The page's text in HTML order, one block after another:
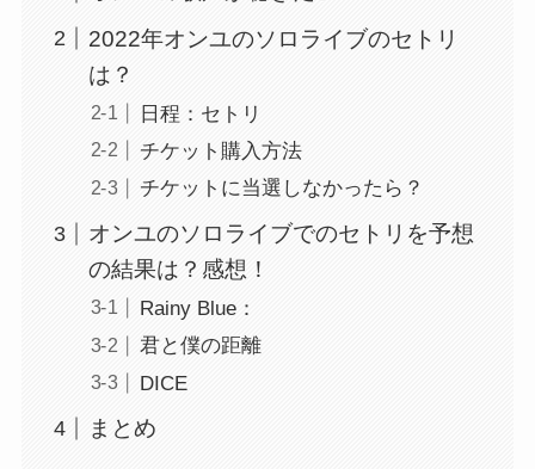
2022年オンユのソロライブのセトリ
は？
日程：セトリ
チケット購入方法
チケットに当選しなかったら？
オンユのソロライブでのセトリを予想
の結果は？感想！
Rainy Blue：
君と僕の距離
DICE
まとめ